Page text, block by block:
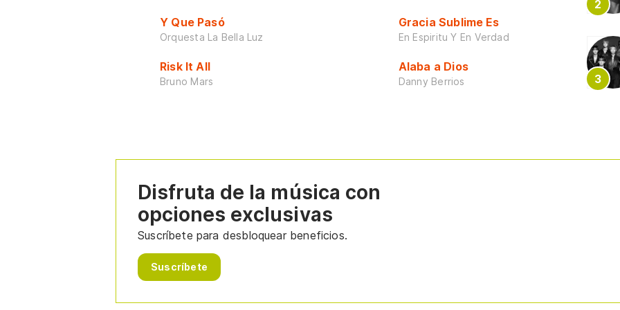
Y Que Pasó
Orquesta La Bella Luz
Risk It All
Bruno Mars
Gracia Sublime Es
En Espiritu Y En Verdad
Alaba a Dios
Danny Berrios
Disfruta de la música con
opciones exclusivas
Suscríbete para desbloquear beneficios.
Suscríbete